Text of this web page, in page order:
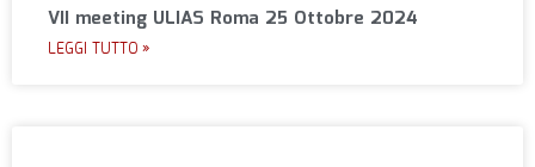
VII meeting ULIAS Roma 25 Ottobre 2024
LEGGI TUTTO »